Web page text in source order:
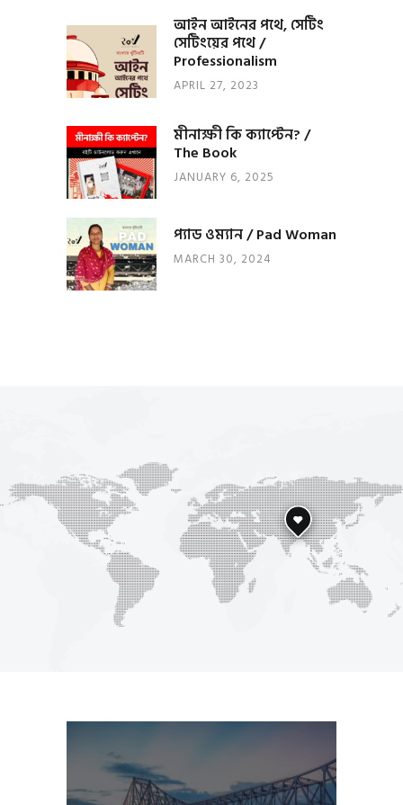
আইন আইনের পথে, সেটিং
সেটিংয়ের পথে /
Professionalism
APRIL 27, 2023
মীনাক্ষী কি ক্যাপ্টেন? /
The Book
JANUARY 6, 2025
প্যাড ওম্যান / Pad Woman
MARCH 30, 2024